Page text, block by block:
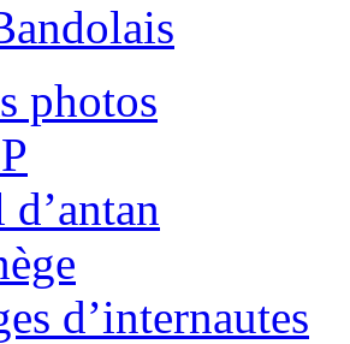
photos
d’internautes